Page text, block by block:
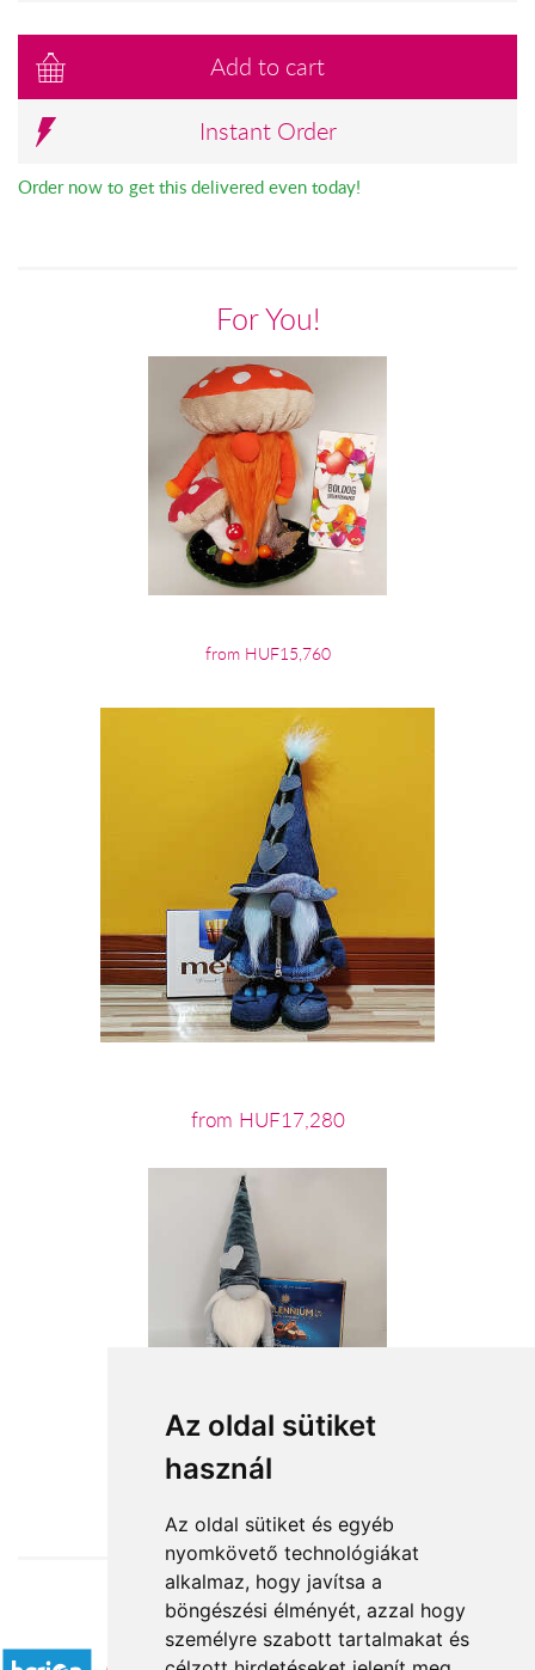
Az oldal sütiket
használ
Az oldal sütiket és egyéb
nyomkövető technológiákat
alkalmaz, hogy javítsa a
böngészési élményét, azzal hogy
személyre szabott tartalmakat és
Add to cart
Instant Order
Order now to get this delivered even today!
For You!
from HUF15,760
from HUF17,280
from HUF12,880
Accepted payment methods